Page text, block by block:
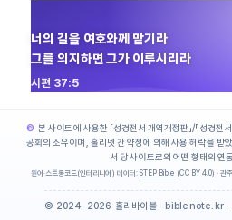
너의 길을 여호와께 맡기라
그를 의지하면 그가 이루시리라
시편 37:5
본 사이트에 사용한 「성경전서 개역개정판」/「성경전
공회의 소유이며, 홀리넷 간 약정에 의해 사용 허락을 받
서 당 사이트로의 어떤 형태의 연
원어·스트롱코드(인터리니어) 데이터: STEP Bible (CC BY 4.0) · 관
© 2024–2026 홀리바이블 · biblenote.kr ·